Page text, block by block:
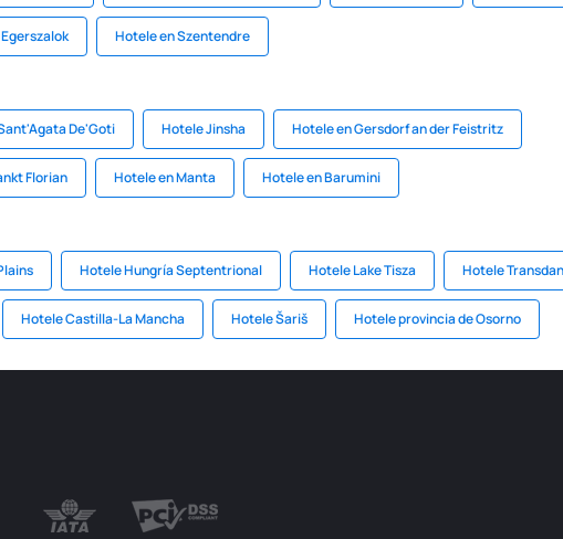
Hotele en Szentendre
De'Goti Hotele Jinsha Hotele en Gersdorf an der Feistritz
Florian Hotele en Manta Hotele en Barumini
Hotele Hungría Septentrional Hotele Lake Tisza Hotele
Hotele Castilla-La Mancha Hotele Šariš Hotele provincia de Osorno